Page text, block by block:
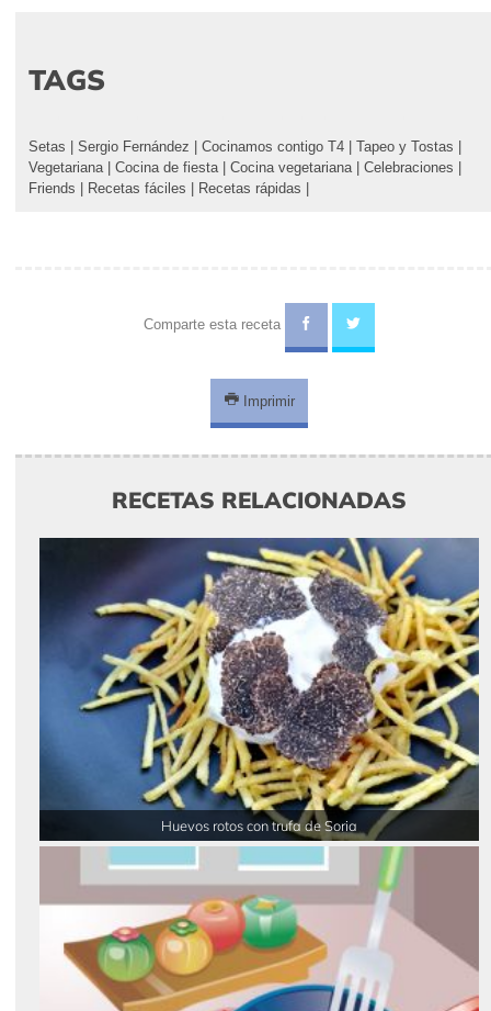
TAGS
Setas Sergio Fernández Cocinamos contigo T4 Tapeo y Tostas
Vegetariana| Cocina de fiesta| Cocina vegetariana| Celebraciones
Friends
Recetas fáciles Recetas rápidas
Comparte esta receta
Imprimir
RECETAS RELACIONADAS
Huevos rotos con trufa de Soria